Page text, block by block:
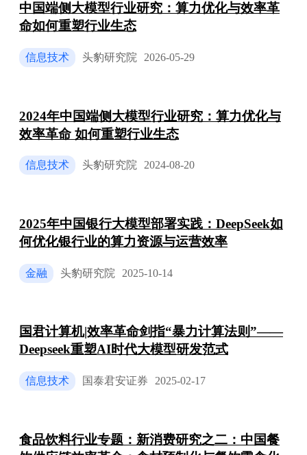
中国端侧大模型行业研究：算力优化与效率革
命如何重塑行业生态
信息技术 头豹研究院 2026-05-29
2024年中国端侧大模型行业研究：算力优化与
效率革命 如何重塑行业生态
信息技术 头豹研究院 2024-08-20
2025年中国银行大模型部署实践：DeepSeek如
何优化银行业的算力资源与运营效率
金融 头豹研究院 2025-10-14
国君计算机|效率革命剑指“暴力计算法则”——
Deepseek重塑AI时代大模型研发范式
信息技术 国泰君安证券 2025-02-17
食品饮料行业专题：新消费研究之二：中国餐